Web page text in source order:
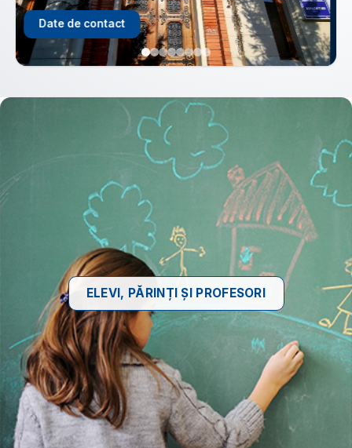
Structură an școlar 2026 - 2027
ELEVI, PĂRINȚI ȘI PROFESORI